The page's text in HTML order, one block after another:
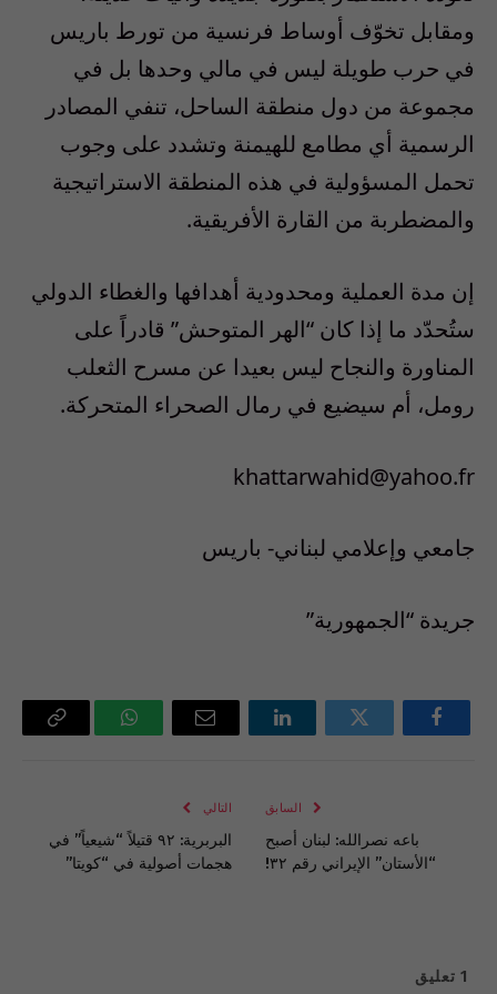
ومقابل تخوّف أوساط فرنسية من تورط باريس
في حرب طويلة ليس في مالي وحدها بل في
مجموعة من دول منطقة الساحل، تنفي المصادر
الرسمية أي مطامع للهيمنة وتشدد على وجوب
تحمل المسؤولية في هذه المنطقة الاستراتيجية
والمضطربة من القارة الأفريقية.
إن مدة العملية ومحدودية أهدافها والغطاء الدولي
ستُحدّد ما إذا كان “الهر المتوحش” قادراً على
المناورة والنجاح ليس بعيدا عن مسرح الثعلب
رومل، أم سيضيع في رمال الصحراء المتحركة.
khattarwahid@yahoo.fr
جامعي وإعلامي لبناني- باريس
جريدة “الجمهورية”
فيسبوك تويتر لينكدإن
البريد
واتساب Copy
السابق
باعه نصرالله: لبنان أصبح
“الأستان” الإيراني رقم ٣٢!
التالي
البربرية: ٩٢ قتيلاً “شيعياً” في
هجمات أصولية في “كويتا”
1 تعليق